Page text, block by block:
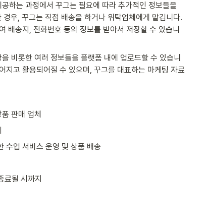
하는 과정에서 꾸그는 필요에 따라 추가적인 정보들을
우, 꾸그는 직접 배송을 하거나 위탁업체에게 맡깁니다.
배송지, 전화번호 등의 정보를 받아서 저장할 수 있습니
비롯한 여러 정보들을 플랫폼 내에 업로드할 수 있습니
지고 활용되어질 수 있으며, 꾸그를 대표하는 마케팅 자료
판매 업체
수업 서비스 운영 및 상품 배송
될 시까지